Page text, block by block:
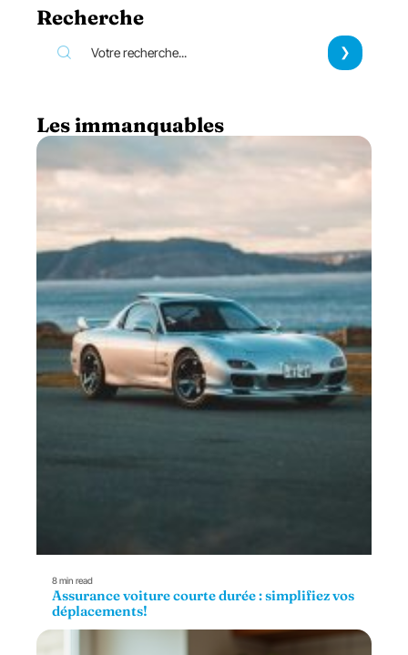
Recherche
Les immanquables
8 min read
Assurance voiture courte durée : simplifiez vos
déplacements!